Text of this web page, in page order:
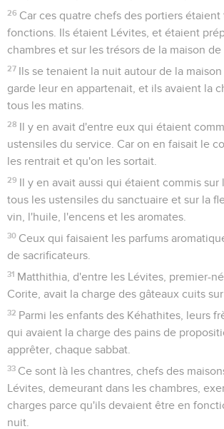
26 Car ces quatre chefs des portiers étaient
fonctions. Ils étaient Lévites, et étaient
chambres et sur les trésors de la maison de
27 Ils se tenaient la nuit autour de la
garde leur en appartenait, et ils avaient la
tous les matins.
28 Il y en avait d'entre eux qui étaient
ustensiles du service. Car on en faisait le
les rentrait et qu'on les sortait.
29 Il y en avait aussi qui étaient commis sur
tous les ustensiles du sanctuaire et sur la
vin, l'huile, l'encens et les aromates.
30 Ceux qui faisaient les parfums
de sacrificateurs.
31 Matthithia, d'entre les Lévites, premier-né
Corite, avait la charge des gâteaux cuits
32 Parmi les enfants des Kéhathites, leurs
qui avaient la charge des pains de
apprêter, chaque sabbat.
33 Ce sont là les chantres, chefs des
Lévites, demeurant dans les chambres,
charges parce qu'ils devaient être en
nuit.